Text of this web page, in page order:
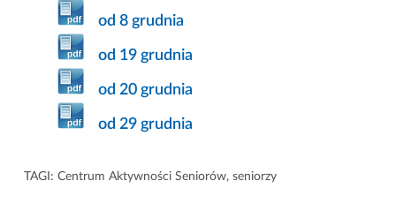
od 8 grudnia
od 19 grudnia
od 20 grudnia
od 29 grudnia
TAGI: Centrum Aktywności Seniorów, seniorzy